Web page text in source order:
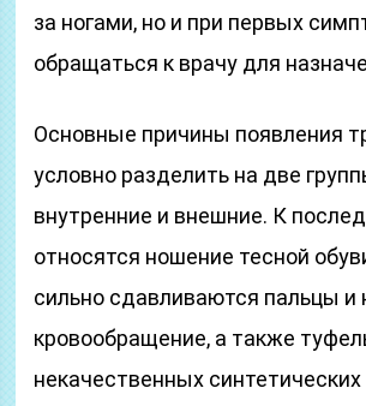
за ногами, но и при первых
обращаться к врачу для
Основные причины появления
условно разделить на две
внутренние и внешние. К
относятся ношение тесной
сильно сдавливаются пальцы и
кровообращение, а также
некачественных